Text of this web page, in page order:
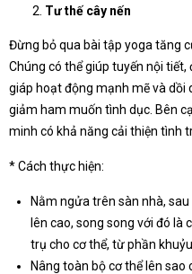
Tư thế cây nến
Đừng bỏ qua bài tập yoga tăng
Chúng có thể giúp tuyến nội
giáp hoạt động mạnh mẽ và dồi
giảm ham muốn tình dục. Bên
minh có khả năng cải thiện tình
* Cách thực hiện:
Nằm ngửa trên sàn nhà,
lên cao, song song với đó là
trụ cho cơ thể, từ phần
Nâng toàn bộ cơ thể lên